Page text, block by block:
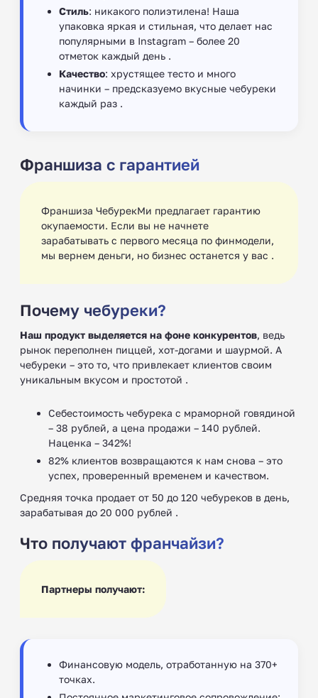
Стиль: никакого полиэтилена! Наша
упаковка яркая и стильная, что делает нас
популярными в Instagram – более 20
отметок каждый день .
Качество: хрустящее тесто и много
начинки – предсказуемо вкусные чебуреки
каждый раз .
Франшиза с гарантией
Франшиза ЧебурекМи предлагает гарантию
окупаемости. Если вы не начнете
зарабатывать с первого месяца по финмодели,
мы вернем деньги, но бизнес останется у вас .
Почему чебуреки?
Наш продукт выделяется на фоне конкурентов, ведь
рынок переполнен пиццей, хот-догами и шаурмой. А
чебуреки – это то, что привлекает клиентов своим
уникальным вкусом и простотой .
Себестоимость чебурека с мраморной говядиной
– 38 рублей, а цена продажи – 140 рублей.
Наценка – 342%!
82% клиентов возвращаются к нам снова – это
успех, проверенный временем и качеством.
Средняя точка продает от 50 до 120 чебуреков в день,
зарабатывая до 20 000 рублей .
Что получают франчайзи?
Партнеры получают:
Финансовую модель, отработанную на 370+
точках.